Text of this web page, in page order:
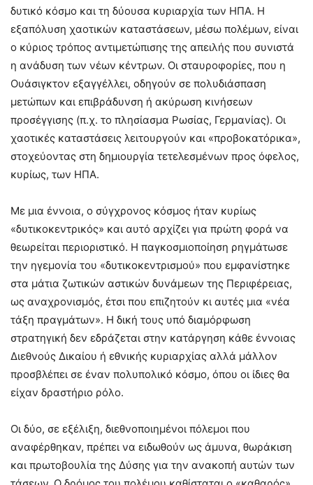
δυτικό κόσμο και τη δύουσα κυριαρχία των ΗΠΑ. Η
εξαπόλυση χαοτικών καταστάσεων, μέσω πολέμων, είναι
ο κύριος τρόπος αντιμετώπισης της απειλής που συνιστά
η ανάδυση των νέων κέντρων. Οι σταυροφορίες, που η
Ουάσιγκτον εξαγγέλλει, οδηγούν σε πολυδιάσπαση
μετώπων και επιβράδυνση ή ακύρωση κινήσεων
προσέγγισης (π.χ. το πλησίασμα Ρωσίας, Γερμανίας). Οι
χαοτικές καταστάσεις λειτουργούν και «προβοκατόρικα»,
στοχεύοντας στη δημιουργία τετελεσμένων προς όφελος,
κυρίως, των ΗΠΑ.
Με μια έννοια, ο σύγχρονος κόσμος ήταν κυρίως
«δυτικοκεντρικός» και αυτό αρχίζει για πρώτη φορά να
θεωρείται περιοριστικό. Η παγκοσμιοποίηση ρηγμάτωσε
την ηγεμονία του «δυτικοκεντρισμού» που εμφανίστηκε
στα μάτια ζωτικών αστικών δυνάμεων της Περιφέρειας,
ως αναχρονισμός, έτσι που επιζητούν κι αυτές μια «νέα
τάξη πραγμάτων». Η δική τους υπό διαμόρφωση
στρατηγική δεν εδράζεται στην κατάργηση κάθε έννοιας
Διεθνούς Δικαίου ή εθνικής κυριαρχίας αλλά μάλλον
προσβλέπει σε έναν πολυπολικό κόσμο, όπου οι ίδιες θα
είχαν δραστήριο ρόλο.
Οι δύο, σε εξέλιξη, διεθνοποιημένοι πόλεμοι που
αναφέρθηκαν, πρέπει να ειδωθούν ως άμυνα, θωράκιση
και πρωτοβουλία της Δύσης για την ανακοπή αυτών των